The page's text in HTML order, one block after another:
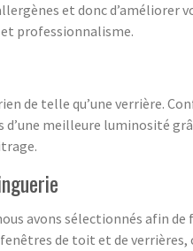
et donc d’améliorer
et professionnalisme.
de telle qu’une verrière.
meilleure luminosité
avons sélectionnés afin
de toit et de